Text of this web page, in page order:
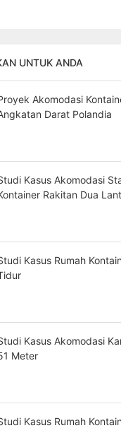
UNTUK ANDA
Akomodasi
Darat Polandia
Kasus Akomodasi
Rakitan Dua
Kasus Rumah
Kasus Akomodasi
Meter
Kasus Rumah